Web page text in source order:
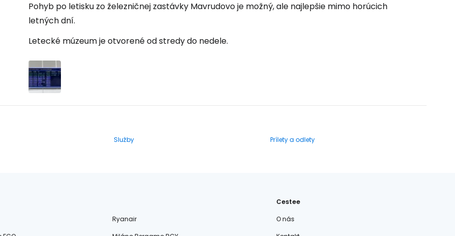
Pohyb po letisku zo železničnej zastávky Mavrudovo je možný, ale najlepšie mimo horúcich
letných dní.
Letecké múzeum je otvorené od stredy do nedele.
Služby Prílety a odlety
Ryanair
Cestee
O nás